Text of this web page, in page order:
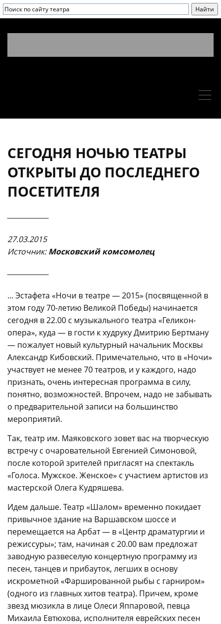
СЕГОДНЯ НОЧЬЮ ТЕАТРЫ
ОТКРЫТЫ ДО ПОСЛЕДНЕГО
ПОСЕТИТЕЛЯ
27.03.2015
Источник:Московский комсомолец
... Эстафета «Ночи в театре — 2015» (посвященной в
этом году 70-летию Великой Победы) начинается
сегодня в 22.00 с музыкального театра «Геликон-
опера», куда — в гости к худруку Дмитрию Бертману
— пожалует новый культурный начальник Москвы
Александр Кибовский. Примечательно, что в «Ночи»
участвует не менее 70 театров, и у каждого, надо
признать, очень интересная программа в силу,
понятно, возможностей. Впрочем, надо не забывать
о предварительной записи на большинство
мероприятий.
Так, театр им. Маяковского зовет вас на творческую
встречу с очаровательной Евгенией Симоновой,
после которой зрителей пригласят на спектакль
«Голоса. Мужское. Женское» с участием артистов из
мастерской Олега Кудряшева.
Идем дальше. Театр «Шалом» временно покидает
привычное здание на Варшавском шоссе и
перемещается на Арбат — в «Центр драматургии и
режиссуры»; там, начиная с 20.00 вам предложат
заводную развеселую концертную программу из
песен, танцев и прибауток, легших в основу
искрометной «Фаршированной рыбы с гарниром»
(одного из главных хитов театра). Причем, кроме
звезд мюзикла в лице Олеси Яппаровой, певца
Михаила Евтюхова, исполнителя еврейских песен